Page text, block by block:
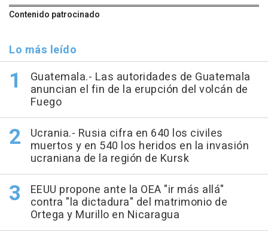
Contenido patrocinado
Lo más leído
Guatemala.- Las autoridades de Guatemala
anuncian el fin de la erupción del volcán de
Fuego
Ucrania.- Rusia cifra en 640 los civiles
muertos y en 540 los heridos en la invasión
ucraniana de la región de Kursk
EEUU propone ante la OEA "ir más allá"
contra "la dictadura" del matrimonio de
Ortega y Murillo en Nicaragua